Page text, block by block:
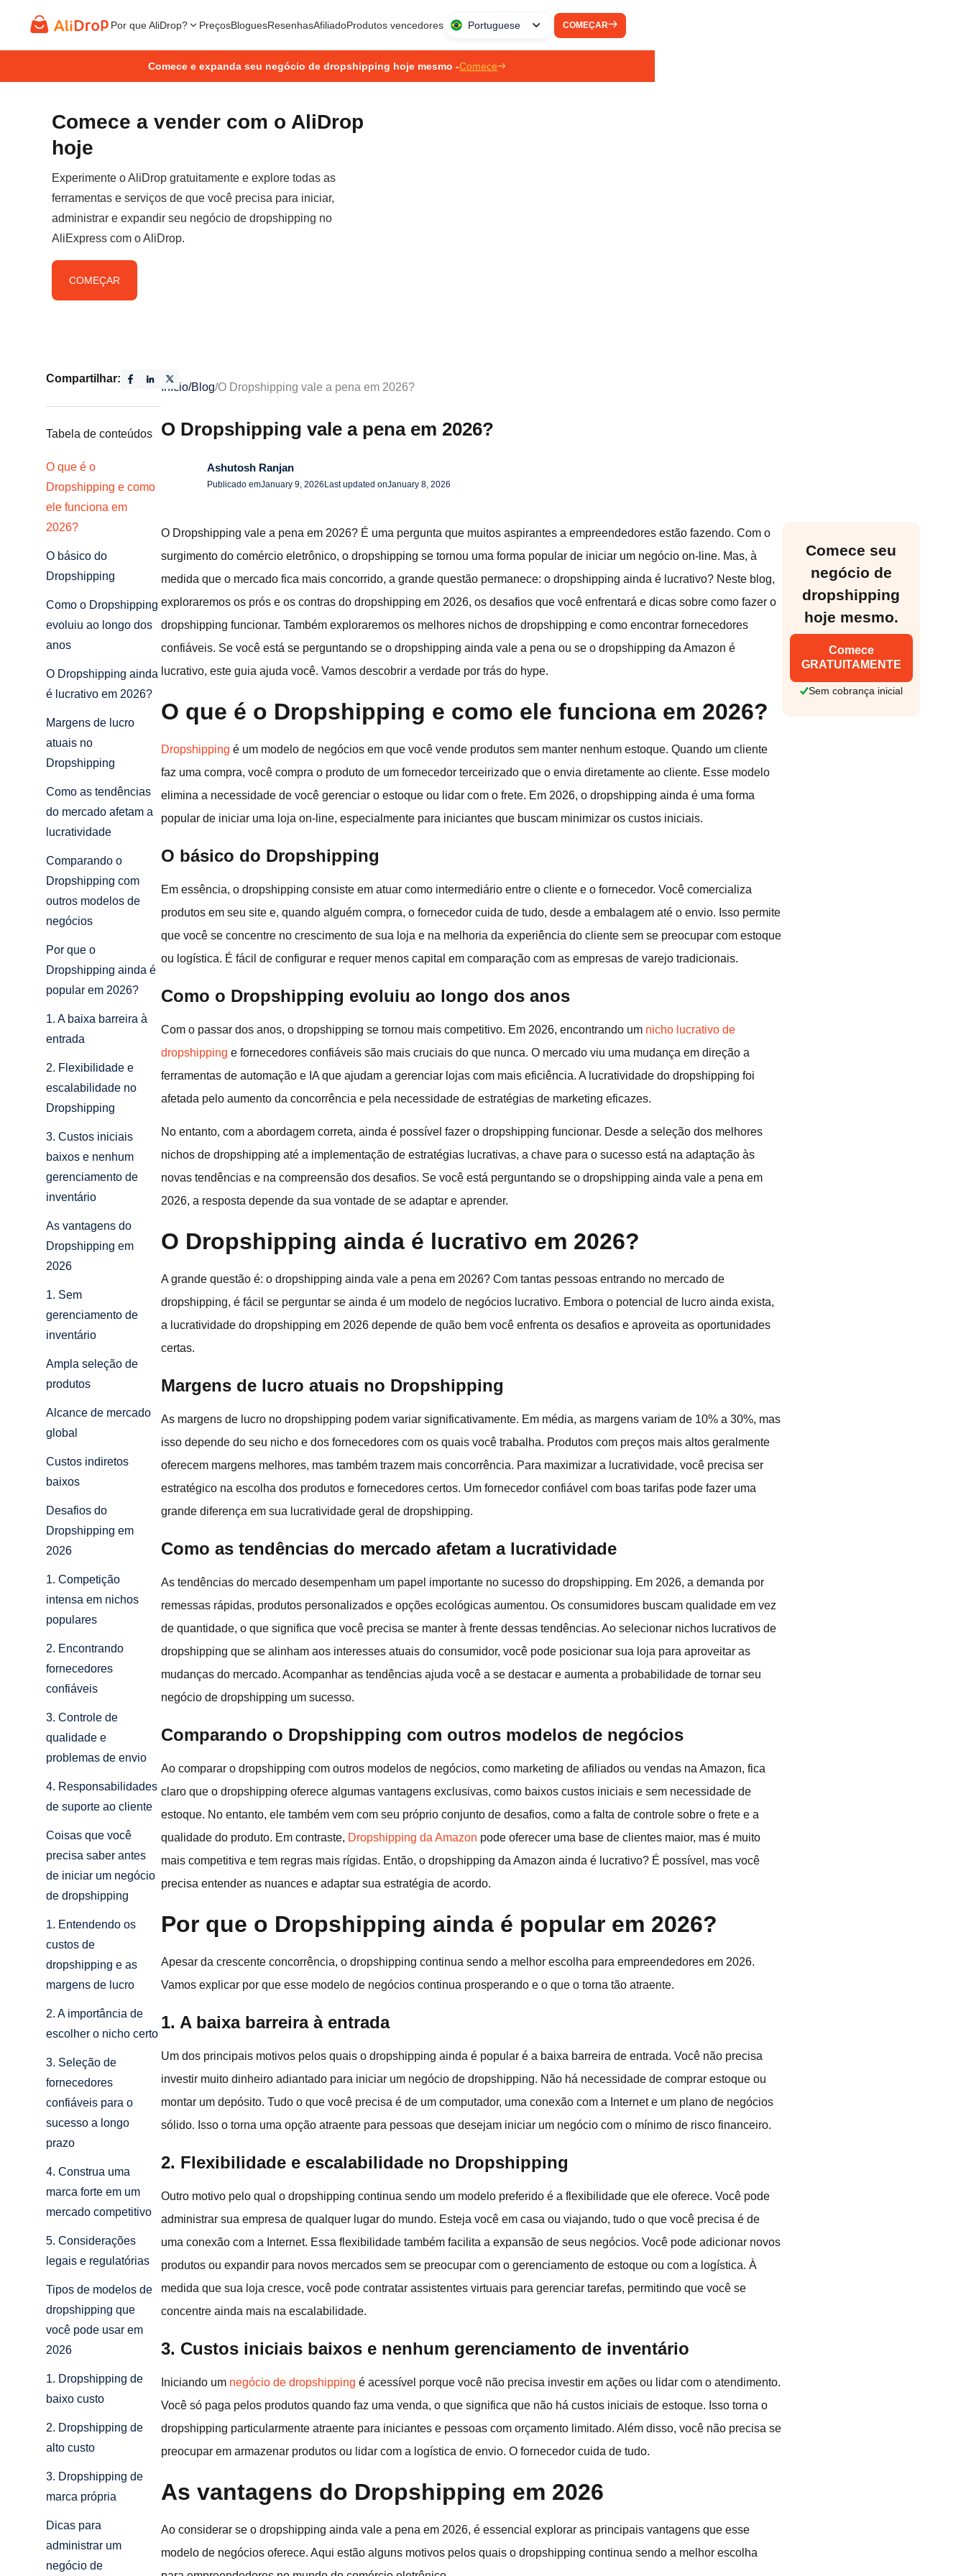
Por que AliDrop? PreçosBloguesResenhasAfiliadoProdutos vencedores Portuguese COMEÇAR
Comece e expanda seu negócio de dropshipping hoje mesmo -Comece
Comece a vender com o AliDrop
hoje
Experimente o AliDrop gratuitamente e explore todas as
ferramentas e serviços de que você precisa para iniciar,
administrar e expandir seu negócio de dropshipping no
AliExpress com o AliDrop.
COMEÇAR
Compartilhar:
Tabela de conteúdos
O que é o
Dropshipping e como
ele funciona em
2026?
O básico do
Dropshipping
Como o Dropshipping
evoluiu ao longo dos
anos
O Dropshipping ainda
é lucrativo em 2026?
Margens de lucro
atuais no
Dropshipping
Como as tendências
do mercado afetam a
lucratividade
Comparando o
Dropshipping com
outros modelos de
negócios
Por que o
Dropshipping ainda é
popular em 2026?
1. A baixa barreira à
entrada
2. Flexibilidade e
escalabilidade no
Dropshipping
3. Custos iniciais
baixos e nenhum
gerenciamento de
inventário
As vantagens do
Dropshipping em
2026
1. Sem
gerenciamento de
inventário
Ampla seleção de
produtos
Alcance de mercado
global
Custos indiretos
baixos
Desafios do
Dropshipping em
2026
1. Competição
intensa em nichos
populares
2. Encontrando
fornecedores
confiáveis
3. Controle de
qualidade e
problemas de envio
4. Responsabilidades
de suporte ao cliente
Coisas que você
precisa saber antes
de iniciar um negócio
de dropshipping
1. Entendendo os
custos de
dropshipping e as
margens de lucro
2. A importância de
escolher o nicho certo
3. Seleção de
fornecedores
confiáveis para o
sucesso a longo
prazo
4. Construa uma
marca forte em um
mercado competitivo
5. Considerações
legais e regulatórias
Tipos de modelos de
dropshipping que
você pode usar em
2026
1. Dropshipping de
baixo custo
2. Dropshipping de
alto custo
3. Dropshipping de
marca própria
Dicas para
administrar um
negócio de
Início/Blog/O Dropshipping vale a pena em 2026?
O Dropshipping vale a pena em 2026?
Ashutosh Ranjan
Publicado emJanuary 9, 2026 Last updated onJanuary 8, 2026
O Dropshipping vale a pena em 2026? É uma pergunta que muitos aspirantes a empreendedores estão fazendo. Com o
surgimento do comércio eletrônico, o dropshipping se tornou uma forma popular de iniciar um negócio on-line. Mas, à
medida que o mercado fica mais concorrido, a grande questão permanece: o dropshipping ainda é lucrativo? Neste blog,
exploraremos os prós e os contras do dropshipping em 2026, os desafios que você enfrentará e dicas sobre como fazer o
dropshipping funcionar. Também exploraremos os melhores nichos de dropshipping e como encontrar fornecedores
confiáveis. Se você está se perguntando se o dropshipping ainda vale a pena ou se o dropshipping da Amazon é
lucrativo, este guia ajuda você. Vamos descobrir a verdade por trás do hype.
O que é o Dropshipping e como ele funciona em 2026?
Dropshipping é um modelo de negócios em que você vende produtos sem manter nenhum estoque. Quando um cliente
faz uma compra, você compra o produto de um fornecedor terceirizado que o envia diretamente ao cliente. Esse modelo
elimina a necessidade de você gerenciar o estoque ou lidar com o frete. Em 2026, o dropshipping ainda é uma forma
popular de iniciar uma loja on-line, especialmente para iniciantes que buscam minimizar os custos iniciais.
O básico do Dropshipping
Em essência, o dropshipping consiste em atuar como intermediário entre o cliente e o fornecedor. Você comercializa
produtos em seu site e, quando alguém compra, o fornecedor cuida de tudo, desde a embalagem até o envio. Isso permite
que você se concentre no crescimento de sua loja e na melhoria da experiência do cliente sem se preocupar com estoque
ou logística. É fácil de configurar e requer menos capital em comparação com as empresas de varejo tradicionais.
Como o Dropshipping evoluiu ao longo dos anos
Com o passar dos anos, o dropshipping se tornou mais competitivo. Em 2026, encontrando um nicho lucrativo de
dropshipping e fornecedores confiáveis são mais cruciais do que nunca. O mercado viu uma mudança em direção a
ferramentas de automação e IA que ajudam a gerenciar lojas com mais eficiência. A lucratividade do dropshipping foi
afetada pelo aumento da concorrência e pela necessidade de estratégias de marketing eficazes.
No entanto, com a abordagem correta, ainda é possível fazer o dropshipping funcionar. Desde a seleção dos melhores
nichos de dropshipping até a implementação de estratégias lucrativas, a chave para o sucesso está na adaptação às
novas tendências e na compreensão dos desafios. Se você está perguntando se o dropshipping ainda vale a pena em
2026, a resposta depende da sua vontade de se adaptar e aprender.
O Dropshipping ainda é lucrativo em 2026?
A grande questão é: o dropshipping ainda vale a pena em 2026? Com tantas pessoas entrando no mercado de
dropshipping, é fácil se perguntar se ainda é um modelo de negócios lucrativo. Embora o potencial de lucro ainda exista,
a lucratividade do dropshipping em 2026 depende de quão bem você enfrenta os desafios e aproveita as oportunidades
certas.
Margens de lucro atuais no Dropshipping
As margens de lucro no dropshipping podem variar significativamente. Em média, as margens variam de 10% a 30%, mas
isso depende do seu nicho e dos fornecedores com os quais você trabalha. Produtos com preços mais altos geralmente
oferecem margens melhores, mas também trazem mais concorrência. Para maximizar a lucratividade, você precisa ser
estratégico na escolha dos produtos e fornecedores certos. Um fornecedor confiável com boas tarifas pode fazer uma
grande diferença em sua lucratividade geral de dropshipping.
Como as tendências do mercado afetam a lucratividade
As tendências do mercado desempenham um papel importante no sucesso do dropshipping. Em 2026, a demanda por
remessas rápidas, produtos personalizados e opções ecológicas aumentou. Os consumidores buscam qualidade em vez
de quantidade, o que significa que você precisa se manter à frente dessas tendências. Ao selecionar nichos lucrativos de
dropshipping que se alinham aos interesses atuais do consumidor, você pode posicionar sua loja para aproveitar as
mudanças do mercado. Acompanhar as tendências ajuda você a se destacar e aumenta a probabilidade de tornar seu
negócio de dropshipping um sucesso.
Comparando o Dropshipping com outros modelos de negócios
Ao comparar o dropshipping com outros modelos de negócios, como marketing de afiliados ou vendas na Amazon, fica
claro que o dropshipping oferece algumas vantagens exclusivas, como baixos custos iniciais e sem necessidade de
estoque. No entanto, ele também vem com seu próprio conjunto de desafios, como a falta de controle sobre o frete e a
qualidade do produto. Em contraste, Dropshipping da Amazon pode oferecer uma base de clientes maior, mas é muito
mais competitiva e tem regras mais rígidas. Então, o dropshipping da Amazon ainda é lucrativo? É possível, mas você
precisa entender as nuances e adaptar sua estratégia de acordo.
Por que o Dropshipping ainda é popular em 2026?
Apesar da crescente concorrência, o dropshipping continua sendo a melhor escolha para empreendedores em 2026.
Vamos explicar por que esse modelo de negócios continua prosperando e o que o torna tão atraente.
1. A baixa barreira à entrada
Um dos principais motivos pelos quais o dropshipping ainda é popular é a baixa barreira de entrada. Você não precisa
investir muito dinheiro adiantado para iniciar um negócio de dropshipping. Não há necessidade de comprar estoque ou
montar um depósito. Tudo o que você precisa é de um computador, uma conexão com a Internet e um plano de negócios
sólido. Isso o torna uma opção atraente para pessoas que desejam iniciar um negócio com o mínimo de risco financeiro.
2. Flexibilidade e escalabilidade no Dropshipping
Outro motivo pelo qual o dropshipping continua sendo um modelo preferido é a flexibilidade que ele oferece. Você pode
administrar sua empresa de qualquer lugar do mundo. Esteja você em casa ou viajando, tudo o que você precisa é de
uma conexão com a Internet. Essa flexibilidade também facilita a expansão de seus negócios. Você pode adicionar novos
produtos ou expandir para novos mercados sem se preocupar com o gerenciamento de estoque ou com a logística. À
medida que sua loja cresce, você pode contratar assistentes virtuais para gerenciar tarefas, permitindo que você se
concentre ainda mais na escalabilidade.
3. Custos iniciais baixos e nenhum gerenciamento de inventário
Iniciando um negócio de dropshipping é acessível porque você não precisa investir em ações ou lidar com o atendimento.
Você só paga pelos produtos quando faz uma venda, o que significa que não há custos iniciais de estoque. Isso torna o
dropshipping particularmente atraente para iniciantes e pessoas com orçamento limitado. Além disso, você não precisa se
preocupar em armazenar produtos ou lidar com a logística de envio. O fornecedor cuida de tudo.
As vantagens do Dropshipping em 2026
Ao considerar se o dropshipping ainda vale a pena em 2026, é essencial explorar as principais vantagens que esse
modelo de negócios oferece. Aqui estão alguns motivos pelos quais o dropshipping continua sendo a melhor escolha
Comece seu
negócio de
dropshipping
hoje mesmo.
Comece
GRATUITAMENTE
Sem cobrança inicial